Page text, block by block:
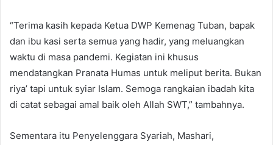
“Terima kasih kepada Ketua DWP Kemenag Tuban, bapak
dan ibu kasi serta semua yang hadir, yang meluangkan
waktu di masa pandemi. Kegiatan ini khusus
mendatangkan Pranata Humas untuk meliput berita. Bukan
riya’ tapi untuk syiar Islam. Semoga rangkaian ibadah kita
di catat sebagai amal baik oleh Allah SWT,” tambahnya.
Sementara itu Penyelenggara Syariah, Mashari,